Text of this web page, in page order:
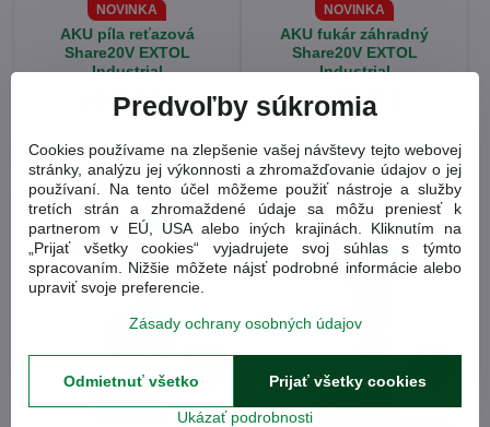
NOVINKA
AKU píla reťazová
Share20V EXTOL
Industrial
od 50,15 €
NOVINKA
AKU fukár záhradný
Share20V EXTOL
Industrial
od 58,65 €
NOVINKA
NOVINKA
Predvoľby súkromia
Cookies používame na zlepšenie vašej návštevy tejto webovej
stránky, analýzu jej výkonnosti a zhromažďovanie údajov o jej
používaní. Na tento účel môžeme použiť nástroje a služby
tretích strán a zhromaždené údaje sa môžu preniesť k
partnerom v EÚ, USA alebo iných krajinách. Kliknutím na
„Prijať všetky cookies“ vyjadrujete svoj súhlas s týmto
spracovaním. Nižšie môžete nájsť podrobné informácie alebo
upraviť svoje preferencie.
Zásady ochrany osobných údajov
Ukázať podrobnosti
Prijať všetky cookies
Odmietnuť všetko